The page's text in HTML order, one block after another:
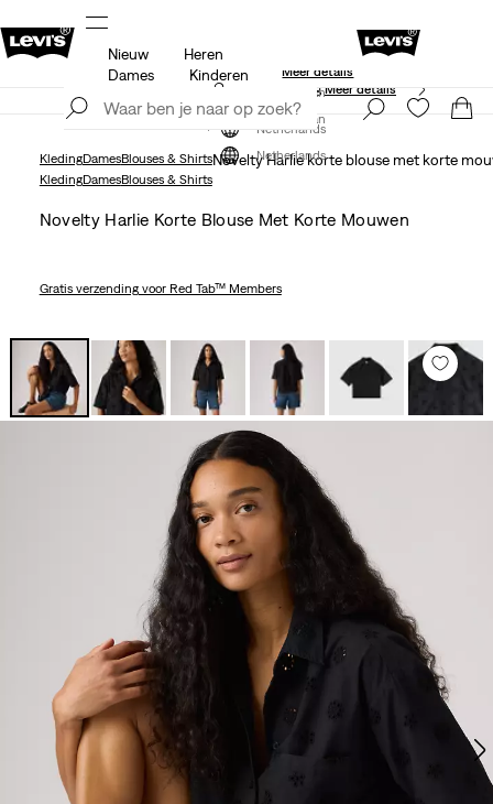
Gratis verzending voor Levi’s® Red Tab™ leden.
Meer details
Meld je nu aan
Netherlands
Nieuw
Heren
Dames
Kinderen
Unidays: Studenten krijgen 20% kortingMeer details
Meld je nu aan
Netherlands
KledingDamesBlouses & ShirtsNovelty Harlie korte blouse met korte
KledingDamesBlouses & Shirts
Novelty Harlie Korte Blouse Met Korte Mouwen
Gratis verzendingvoor Red Tab™ Members